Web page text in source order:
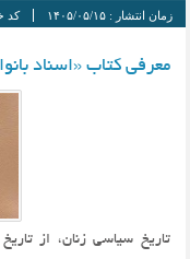
زمان انتشار :۱۴۰۵/۰۵/۱۵ کد
معرفی کتاب «اسناد
تاريخ سياسي زنان، از